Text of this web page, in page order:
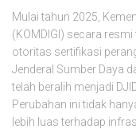
Mulai tahun 2025,
(KOMDIGI) secara
otoritas sertifikasi
Jenderal Sumber Daya
telah beralih menjadi
Perubahan ini tidak
lebih luas terhadap